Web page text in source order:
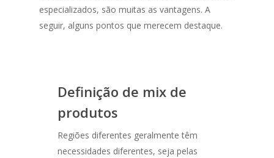
especializados, são muitas as vantagens. A
seguir, alguns pontos que merecem destaque.
Definição de mix de
produtos
Regiões diferentes geralmente têm
necessidades diferentes, seja pelas